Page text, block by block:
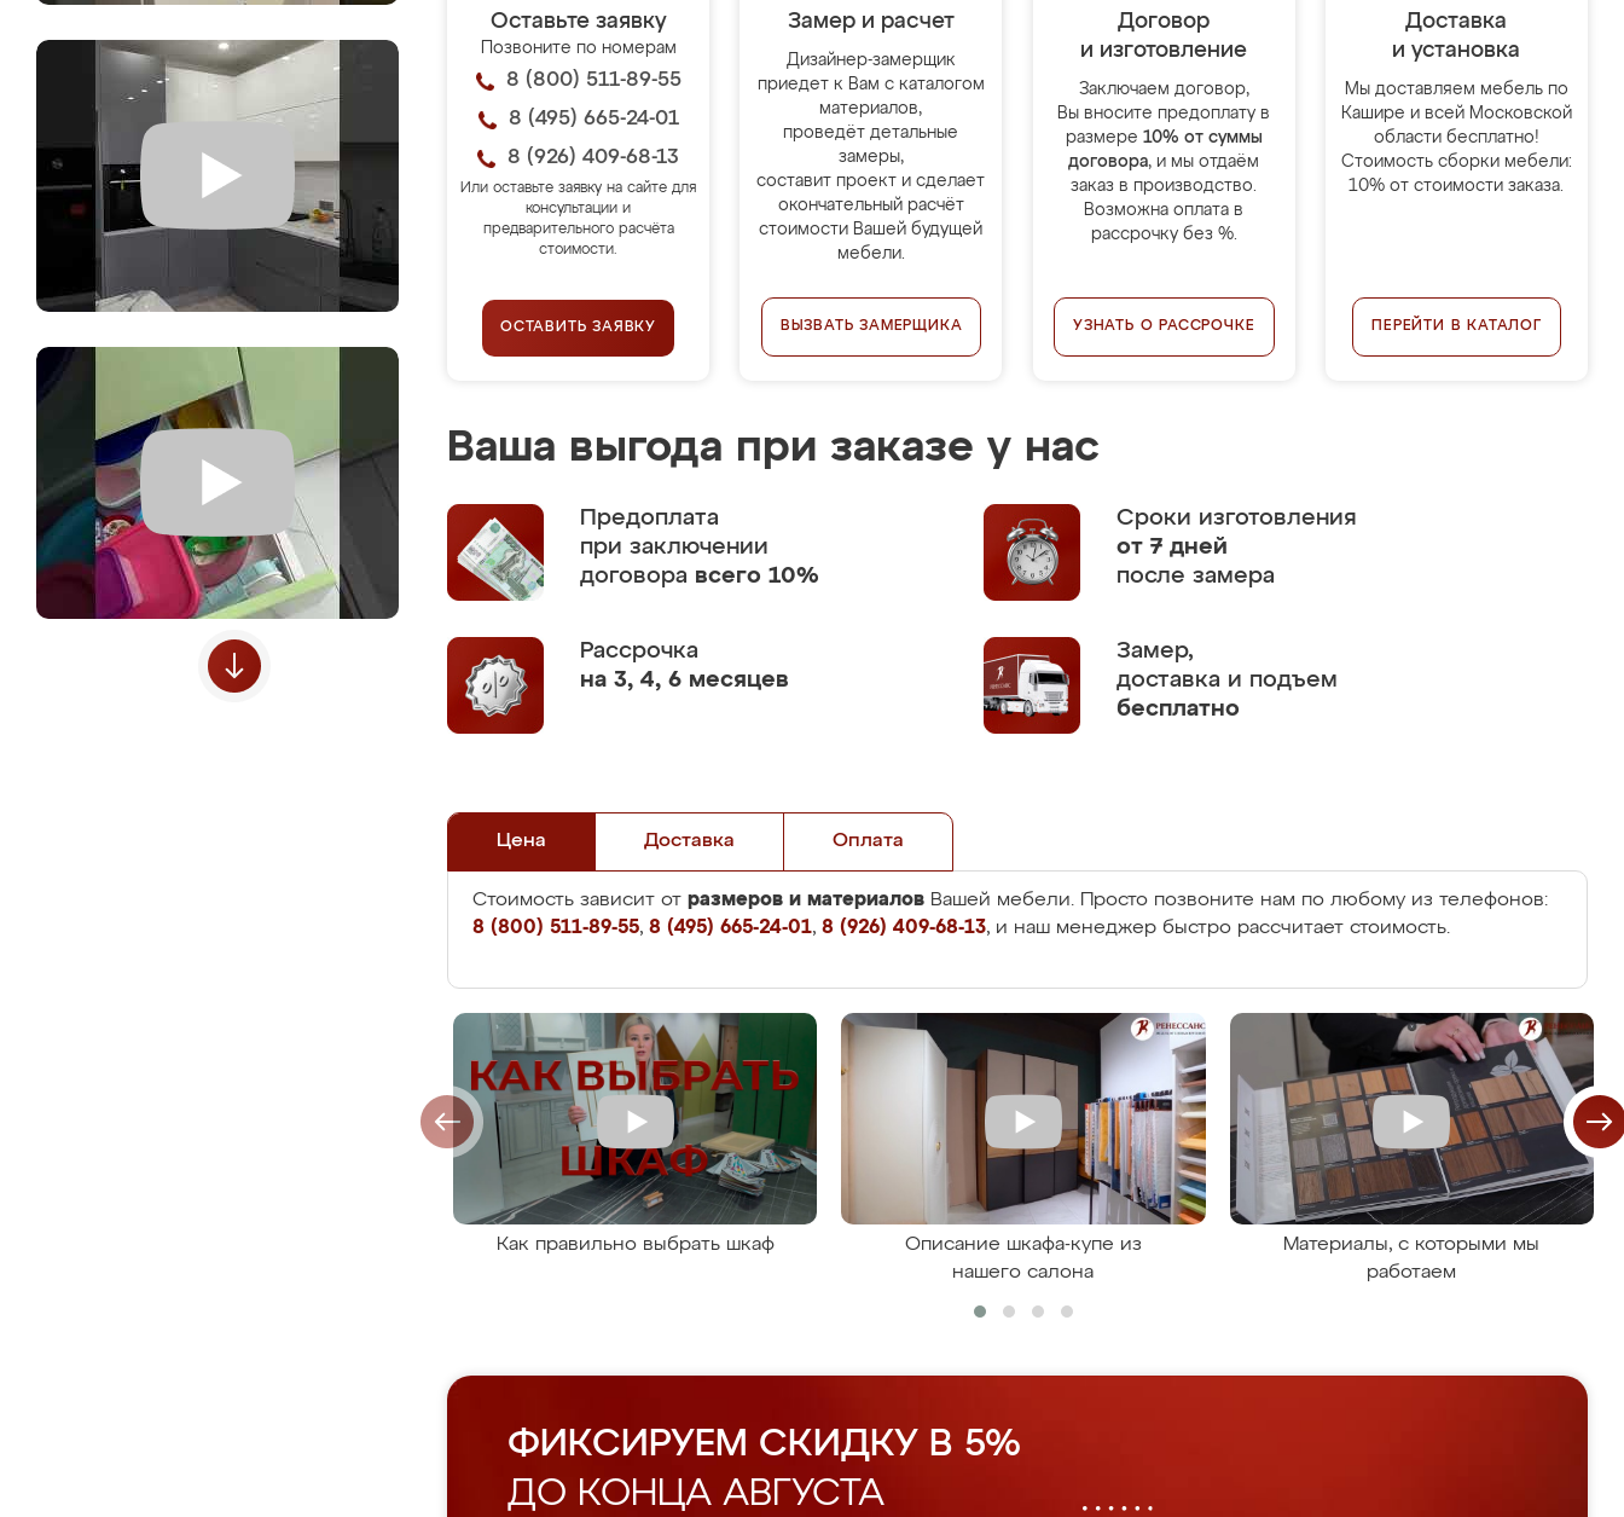
Оставьте заявку
Позвоните по номерам
8 (800) 511-89-55
8 (495) 665-24-01
8 (926) 409-68-13
Или оставьте заявку на сайте для
консультации и
предварительного расчёта
стоимости.
ОСТАВИТЬ ЗАЯВКУ
Замер и расчет
Дизайнер-замерщик
приедет к Вам с каталогом
материалов,
проведёт детальные
замеры,
составит проект и сделает
окончательный расчёт
стоимости Вашей будущей
мебели.
ВЫЗВАТЬ ЗАМЕРЩИКА
Договор
и изготовление
Заключаем договор,
Вы вносите предоплату в
размере 10% от суммы
договора, и мы отдаём
заказ в производство.
Возможна оплата в
рассрочку без %.
УЗНАТЬ О РАССРОЧКЕ
Доставка
и установка
Мы доставляем мебель по
Кашире и всей Московской
области бесплатно!
Стоимость сборки мебели:
10% от стоимости заказа.
ПЕРЕЙТИ В КАТАЛОГ
Ваша выгода при заказе у нас
Предоплата
при заключении
договора всего 10%
Сроки изготовления
от 7 дней
после замера
Рассрочка
на 3, 4, 6 месяцев
Замер,
доставка и подъем
бесплатно
Цена Доставка Оплата
Стоимость зависит от размеров и материалов Вашей мебели. Просто позвоните нам по любому из телефонов:
8 (800) 511-89-55, 8 (495) 665-24-01, 8 (926) 409-68-13, и наш менеджер быстро рассчитает стоимость.
Как правильно выбрать шкаф
Описание шкафа-купе из
нашего салона
Материалы, с которыми мы
работаем
ФИКСИРУЕМ СКИДКУ В 5%
ДО КОНЦА АВГУСТА